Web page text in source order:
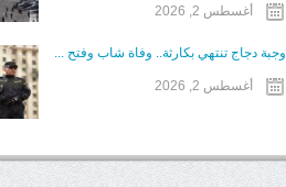
أغسطس 2, 2026
وجبة دجاج تنتهي بكارثة.. وفاة شاب وفتح ...
أغسطس 2, 2026